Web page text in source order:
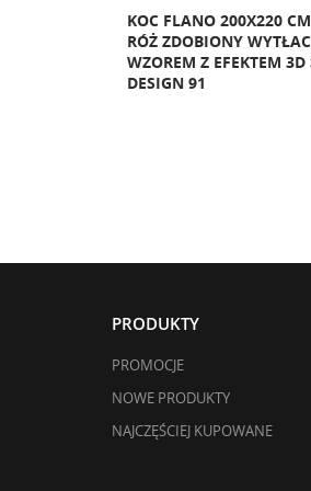
KOC FLANO 200X220
RÓŻ ZDOBIONY
WZOREM Z EFEKTEM 3D
DESIGN 91
PRODUKTY
PROMOCJE
NOWE PRODUKTY
NAJCZĘŚCIEJ KUPOWANE